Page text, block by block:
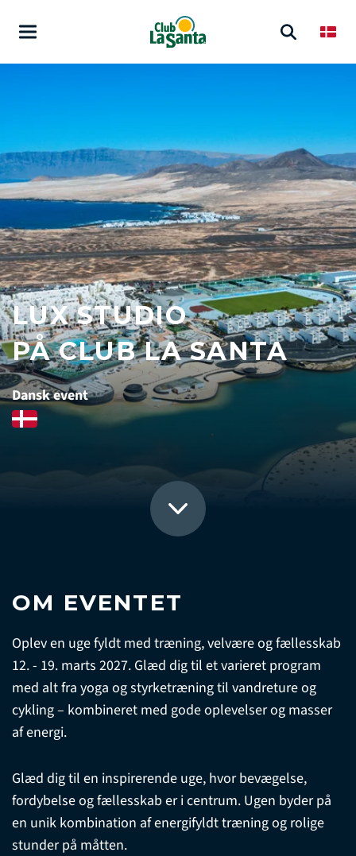
LUX STUDIO
PÅ CLUB LA SANTA
Dansk event
OM EVENTET
Oplev en uge fyldt med træning, velvære og fællesskab
12. - 19. marts 2027. Glæd dig til et varieret program
med alt fra yoga og styrketræning til vandreture og
cykling – kombineret med gode oplevelser og masser
af energi.
Glæd dig til en inspirerende uge, hvor bevægelse,
fordybelse og fællesskab er i centrum. Ugen byder på
en unik kombination af energifyldt træning og rolige
stunder på måtten.